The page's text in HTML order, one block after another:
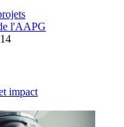
l'AAPG
impact